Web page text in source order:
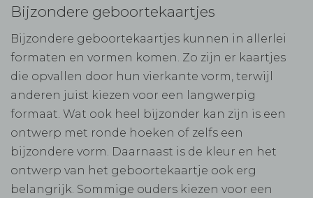
Bijzondere geboortekaartjes
Bijzondere geboortekaartjes kunnen in allerlei
formaten en vormen komen. Zo zijn er kaartjes
die opvallen door hun vierkante vorm, terwijl
anderen juist kiezen voor een langwerpig
formaat. Wat ook heel bijzonder kan zijn is een
ontwerp met ronde hoeken of zelfs een
bijzondere vorm. Daarnaast is de kleur en het
ontwerp van het geboortekaartje ook erg
belangrijk. Sommige ouders kiezen voor een